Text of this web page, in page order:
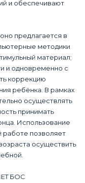
и обеспечивают
предлагается в
методики
материал;
и одновременно с
коррекцию
ребёнка. В рамках
осуществлять
принимать
Использование
работе позволяет
осуществить
БОС